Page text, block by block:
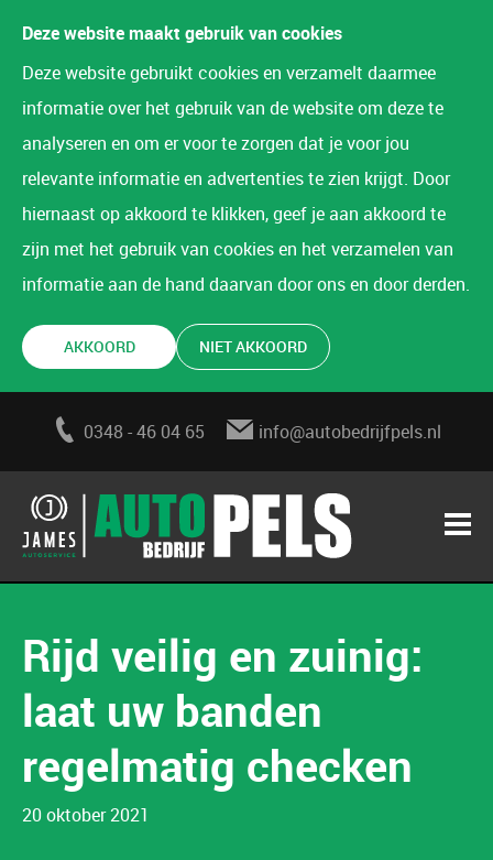
Deze website maakt gebruik van cookies
Deze website gebruikt cookies en verzamelt daarmee
informatie over het gebruik van de website om deze te
analyseren en om er voor te zorgen dat je voor jou
relevante informatie en advertenties te zien krijgt. Door
hiernaast op akkoord te klikken, geef je aan akkoord te
zijn met het gebruik van cookies en het verzamelen van
informatie aan de hand daarvan door ons en door derden.
AKKOORD NIET AKKOORD
0348 - 46 04 65 info@autobedrijfpels.nl
Rijd veilig en zuinig:
laat uw banden
regelmatig checken
20 oktober 2021